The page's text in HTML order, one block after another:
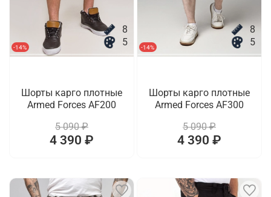
-14%
8
5
Шорты карго плотные
Armed Forces AF200
5 090 ₽
4 390 ₽
-14%
8
5
Шорты карго плотные
Armed Forces AF300
5 090 ₽
4 390 ₽